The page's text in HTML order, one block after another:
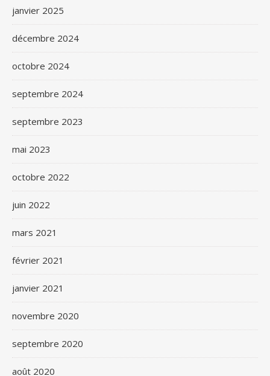
janvier 2025
décembre 2024
octobre 2024
septembre 2024
septembre 2023
mai 2023
octobre 2022
juin 2022
mars 2021
février 2021
janvier 2021
novembre 2020
septembre 2020
août 2020